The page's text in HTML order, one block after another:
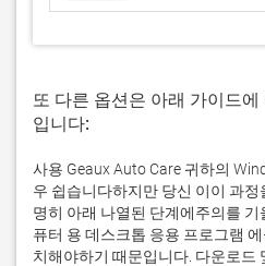
또 다른 옵션은 아래 가이드
입니다:
사용 Geaux Auto Care 귀하의
우 쉽습니다하지만 당신 이이 과
명히 아래 나열된 단계에주의를
퓨터 용 데스크톱 응용 프로그램
치해야하기 때문입니다. 다운로드